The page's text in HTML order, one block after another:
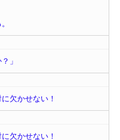
」
欠かせない！
欠かせない！